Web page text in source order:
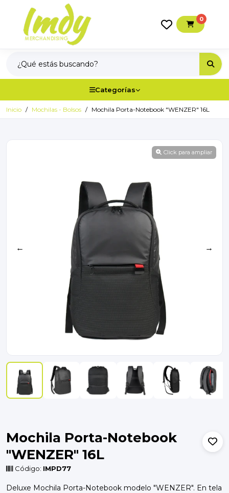
0
Categorías
Inicio Mochilas - Bolsos Mochila Porta-Notebook "WENZER" 16L
Click para ampliar
← →
Mochila Porta-Notebook
"WENZER" 16L
Código: IMPD77
Deluxe Mochila Porta-Notebook modelo "WENZER". En tela